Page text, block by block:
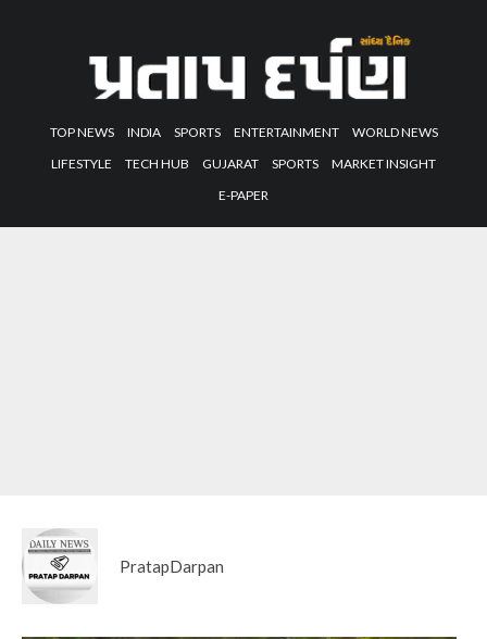
TOP NEWS INDIA SPORTS ENTERTAINMENT
WORLD NEWS
LIFESTYLE
TECH HUB GUJARAT SPORTS
MARKET INSIGHT
E-PAPER
PratapDarpan